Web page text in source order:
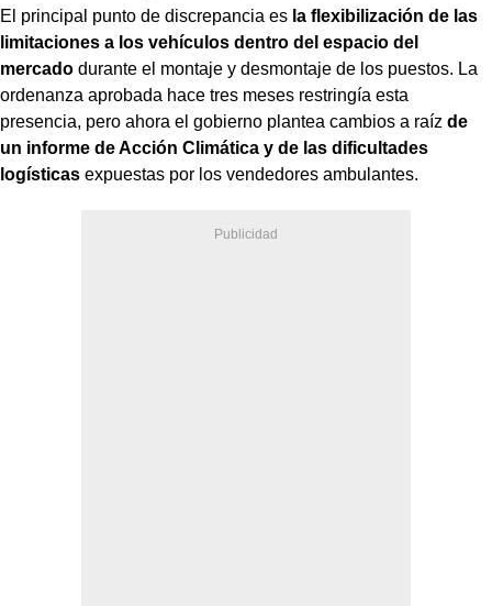
El principal punto de discrepancia es la flexibilización de las
limitaciones a los vehículos dentro del espacio del
mercado durante el montaje y desmontaje de los puestos. La
ordenanza aprobada hace tres meses restringía esta
presencia, pero ahora el gobierno plantea cambios a raíz de
un informe de Acción Climática y de las dificultades
logísticas expuestas por los vendedores ambulantes.